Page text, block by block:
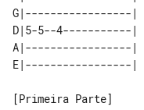
G|-----------------|
D|5-5--4-----------|
A|-----------------|
[Primeira Parte]